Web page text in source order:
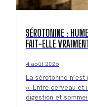
SÉROTONINE :
FAIT-ELLE
4 août 2026
La sérotonine n’est
». Entre cerveau et
digestion et